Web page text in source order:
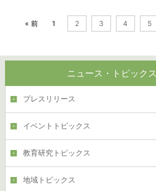
« 前 1 2 3 4 5
ニュース・トピックス
プレスリリース
イベントトピックス
教育研究トピックス
地域トピックス